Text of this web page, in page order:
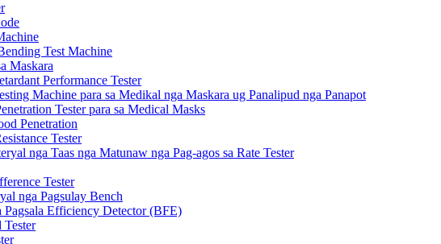
Test Machine
Maskara
Performance Tester
Machine para sa Medikal nga Maskara ug Panalipud nga Panapot
Tester para sa Medical Masks
Penetration
Tester
nga Taas nga Matunaw nga Pag-agos sa Rate Tester
Tester
nga Pagsulay Bench
Pagsala Efficiency Detector (BFE)